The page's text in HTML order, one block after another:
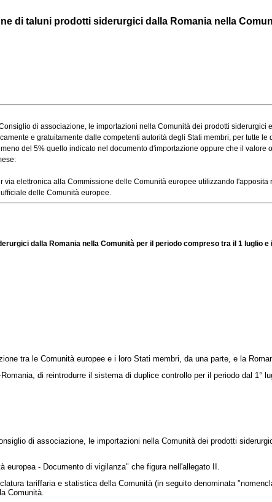
di taluni prodotti siderurgici dalla Romania nella
di associazione, le importazioni nella Comunità dei prodotti siderurgici
e gratuitamente dalle competenti autorità degli Stati membri, per tutte le
del 5% quello indicato nel documento d'importazione oppure che il valore
elettronica alla Commissione delle Comunità europee utilizzando l'apposita
delle Comunità europee.
dalla Romania nella Comunità per il periodo compreso tra il 1 luglio
tra le Comunità europee e i loro Stati membri, da una parte, e la
di reintrodurre il sistema di duplice controllo per il periodo dal 1°
di associazione, le importazioni nella Comunità dei prodotti
- Documento di vigilanza" che figura nell'allegato II.
tariffaria e statistica della Comunità (in seguito denominata
Comunità.